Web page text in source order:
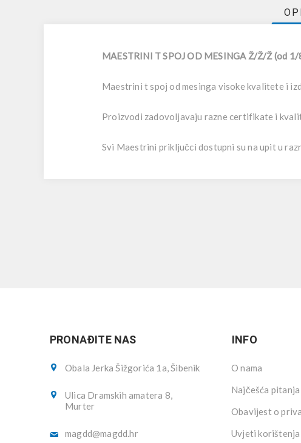
MAESTRINI T SPOJ OD MESINGA Ž/Ž/Ž (od 1/
Maestrini t spoj od mesinga visoke kvalitete i
Proizvodi zadovoljavaju razne certifikate i
Svi Maestrini priključci dostupni su na upit u
PRONAĐITE NAS
Obala Jerka Šižgorića 1a, Šibenik
Ulica Dramskih amatera 8,
Murter
magdd@magdd.hr
INFO
O nama
Najčešća pitanja
Obavijest o
Uvjeti korištenja